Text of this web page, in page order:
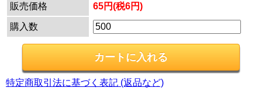
販売価格
65円(税6円)
購入数
特定商取引法に基づく表記 (返品など)